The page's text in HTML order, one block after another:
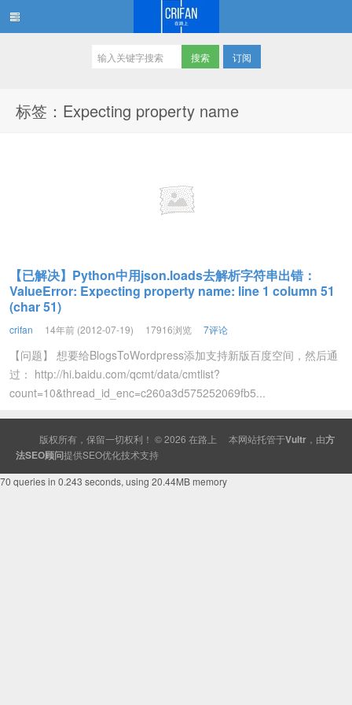
订阅
标签：Expecting property name
【已解决】Python中用json.loads去解析字符串出错：
ValueError: Expecting property name: line 1 column 51
(char 51)
crifan 14年前 (2012-07-19) 17916浏览 7评论
【问题】 想要给BlogsToWordpress添加支持新版百度空间，然后通
过： http://hi.baidu.com/qcmt/data/cmtlist?
count=10&thread_id_enc=c260a3d575252069fb5...
版权所有，保留一切权利！ © 2026 在路上 本网站托管于Vultr ，由方
法SEO顾问提供SEO优化技术支持
70 queries in 0.243 seconds, using 20.44MB memory